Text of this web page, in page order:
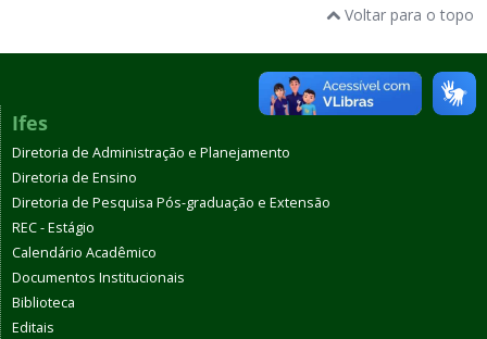
Voltar para o topo
Ifes
Diretoria de Administração e Planejamento
Diretoria de Ensino
Diretoria de Pesquisa Pós-graduação e Extensão
REC - Estágio
Calendário Acadêmico
Documentos Institucionais
Biblioteca
Editais